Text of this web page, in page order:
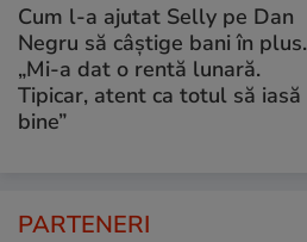
Cum l-a ajutat Selly pe Dan
Negru să câștige bani în plus.
„Mi-a dat o rentă lunară.
Tipicar, atent ca totul să iasă
bine”
PARTENERI